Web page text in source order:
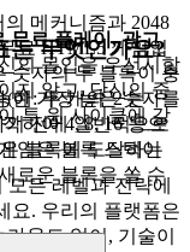
무료 플레이, 광고
의 몰입을 우선시합
지 않고, 당신의 중
투 윈 사이클에 강
모든 레벨과 전략에
요. 우리의 플랫폼은
움도 없이, 기술이
의 메커니즘과 2048
료 HTML5 게임입
숫자의 두 블록이 충
예: 두 개의 '2'는
전에 일반적으로
블록에 도달하는
는 무엇인가요?
한 가장 높은 숫자를
하여 4, 8, 16 등으
임은 블록 스택이
로운 블록을 쏠 수